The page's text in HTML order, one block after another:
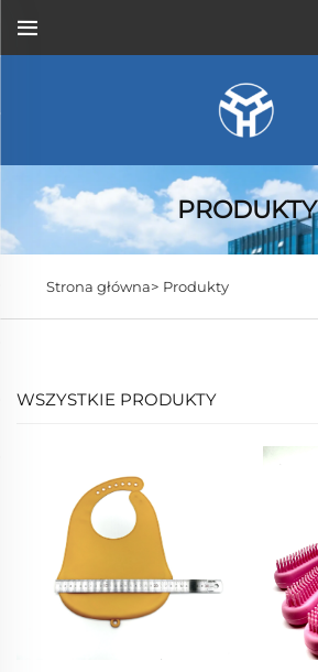
PRODUKTY
Strona główna> Produkty
WSZYSTKIE PRODUKTY